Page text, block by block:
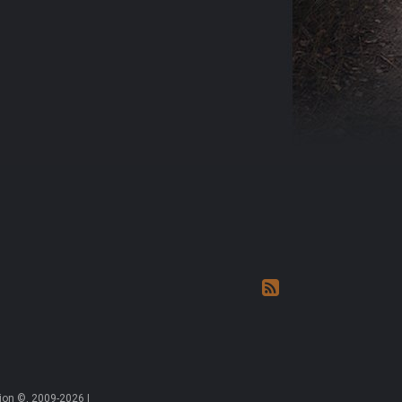
©, 2009-2026 |